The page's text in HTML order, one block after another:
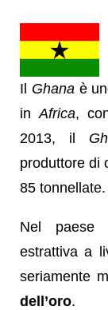
Il Ghana è
in Africa,
2013, il
produttore di
85 tonnellate.
Nel paese
estrattiva a
seriamente
dell’oro.